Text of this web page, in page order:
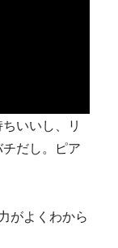
いいし、リ
だし。ピア
がよくわから